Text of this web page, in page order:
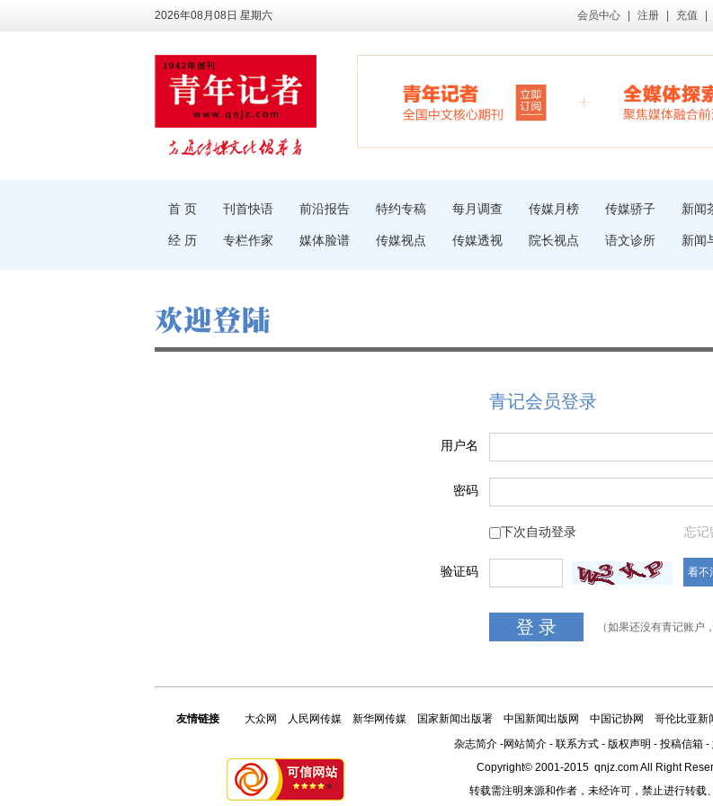
2026年08月08日 星期六 会员中心 注册 充值
首 页 刊首快语 前沿报告 特约专稿 每月调查 传媒月榜 传媒骄子 新闻
经 历 专栏作家 媒体脸谱 传媒视点 传媒透视 院长视点 语文诊所 新闻
青记会员登录
用户名
密码
下次自动登录 忘记
验证码 看不
（如果还没有青记账户
友情链接 大众网 人民网传媒 新华网传媒 国家新闻出版署 中国新闻出版网 中国记协网 哥伦比亚新
杂志简介-网站简介- 联系方式- 版权声明 - 投稿信箱-
Copyright© 2001-2015 qnjz.com All Right
转载需注明来源和作者，未经许可，禁止进行转载